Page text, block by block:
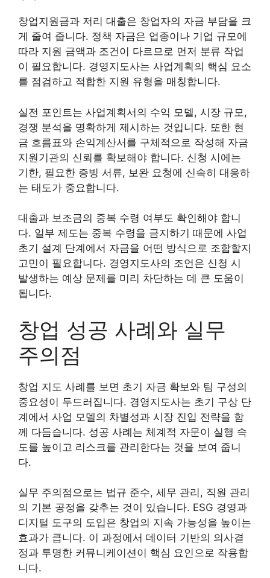
창업지원금과 저리 대출은 창업자의 자금 부담을 크
게 줄여 줍니다. 정책 자금은 업종이나 기업 규모에
따라 지원 금액과 조건이 다르므로 먼저 분류 작업
이 필요합니다. 경영지도사는 사업계획의 핵심 요소
를 점검하고 적합한 지원 유형을 매칭합니다.
실전 포인트는 사업계획서의 수익 모델, 시장 규모,
경쟁 분석을 명확하게 제시하는 것입니다. 또한 현
금 흐름표와 손익계산서를 구체적으로 작성해 자금
지원기관의 신뢰를 확보해야 합니다. 신청 시에는
기한, 필요한 증빙 서류, 보완 요청에 신속히 대응하
는 태도가 중요합니다.
대출과 보조금의 중복 수령 여부도 확인해야 합니
다. 일부 제도는 중복 수령을 금지하기 때문에 사업
초기 설계 단계에서 자금을 어떤 방식으로 조합할지
고민이 필요합니다. 경영지도사의 조언은 신청 시
발생하는 예상 문제를 미리 차단하는 데 큰 도움이
됩니다.
창업 성공 사례와 실무
주의점
창업 지도 사례를 보면 초기 자금 확보와 팀 구성의
중요성이 두드러집니다. 경영지도사는 초기 구상 단
계에서 사업 모델의 차별성과 시장 진입 전략을 함
께 다듬습니다. 성공 사례는 체계적 자문이 실행 속
도를 높이고 리스크를 관리한다는 것을 보여 줍니
다.
실무 주의점으로는 법규 준수, 세무 관리, 직원 관리
의 기본 공정을 갖추는 것이 있습니다. ESG 경영과
디지털 도구의 도입은 창업의 지속 가능성을 높이는
효과가 큽니다. 이 과정에서 데이터 기반의 의사결
정과 투명한 커뮤니케이션이 핵심 요인으로 작용합
니다.